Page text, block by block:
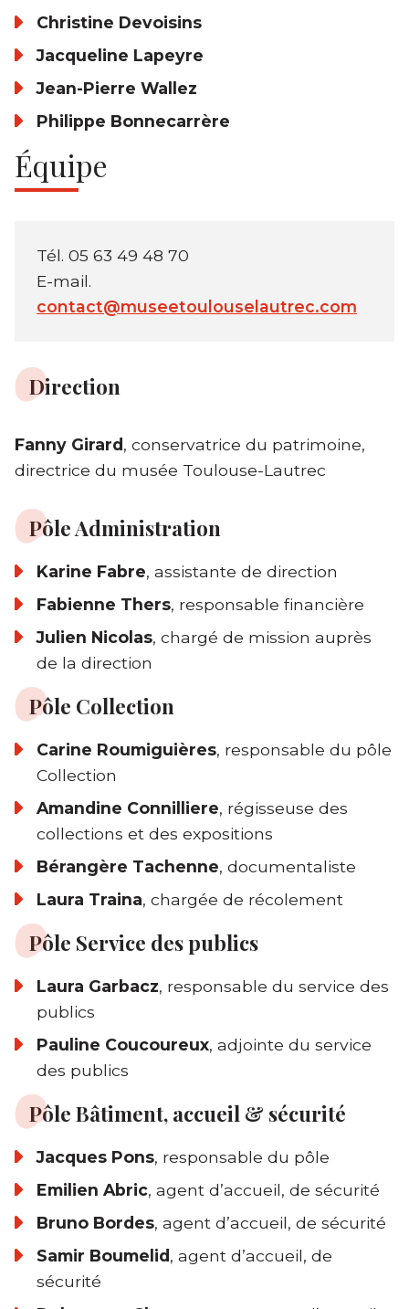
Christine Devoisins
Jacqueline Lapeyre
Jean-Pierre Wallez
Philippe Bonnecarrère
Équipe
Tél. 05 63 49 48 70
E-mail.
contact@museetoulouselautrec.com
Direction
Fanny Girard, conservatrice du patrimoine,
directrice du musée Toulouse-Lautrec
Pôle Administration
Karine Fabre, assistante de direction
Fabienne Thers, responsable financière
Julien Nicolas, chargé de mission auprès
de la direction
Pôle Collection
Carine Roumiguières, responsable du pôle
Collection
Amandine Connilliere, régisseuse des
collections et des expositions
Bérangère Tachenne, documentaliste
Laura Traina, chargée de récolement
Pôle Service des publics
Laura Garbacz, responsable du service des
publics
Pauline Coucoureux, adjointe du service
des publics
Pôle Bâtiment, accueil & sécurité
Jacques Pons, responsable du pôle
Emilien Abric, agent d’accueil, de sécurité
Bruno Bordes, agent d’accueil, de sécurité
Samir Boumelid, agent d’accueil, de
sécurité